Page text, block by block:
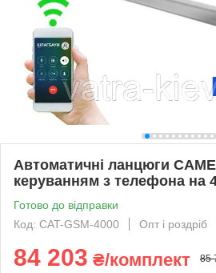
Автоматичні ланцюги
керуванням з телефона на
Готово до відправки
Код: CAT-GSM-4000
Опт і роздріб
84 203 ₴/комплект 85